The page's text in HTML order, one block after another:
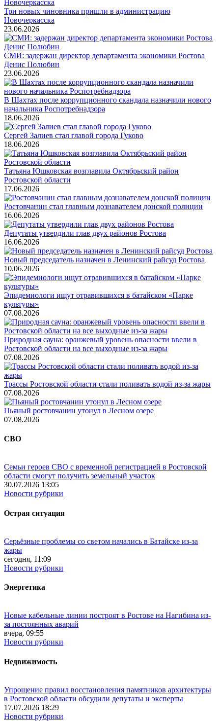
Три новых чиновника пришли в администрацию
Новочеркасска
23.06.2026
СМИ: задержан директор департамента экономики Ростова
Денис Полюбин
23.06.2026
В Шахтах после коррупционного скандала назначили нового
начальника Роспотребнадзора
18.06.2026
Сергей Залиев стал главой города Гуково
18.06.2026
Татьяна Юшковская возглавила Октябрьский район
Ростовской области
17.06.2026
Ростовчанин стал главным дознавателем донской полиции
16.06.2026
Депутаты утвердили глав двух районов Ростова
16.06.2026
Новый председатель назначен в Ленинский райсуд Ростова
10.06.2026
Эпидемиологи ищут отравившихся в батайском «Парке
культуры»
07.08.2026
Природная сауна: оранжевый уровень опасности ввели в
Ростовской области на все выходные из-за жары
07.08.2026
Трассы Ростовской области стали поливать водой из-за жары
07.08.2026
Пьяный ростовчанин утонул в Лесном озере
07.08.2026
СВО
Семьи героев СВО с временной регистрацией в Ростовской
области смогут получить земельный участок
30.07.2026 13:05
Новости рубрики
Острая ситуация
Серьёзные проблемы со светом начались в Батайске из-за
жары
сегодня, 11:09
Новости рубрики
Энергетика
Новые кабельные линии построят в Ростове на Нагибина из-
за постоянных аварий
вчера, 09:55
Новости рубрики
Недвижимость
Упрощение правил восстановления памятников архитектуры
в Ростовской области обсудили депутаты и эксперты
17.07.2026 18:29
Новости рубрики